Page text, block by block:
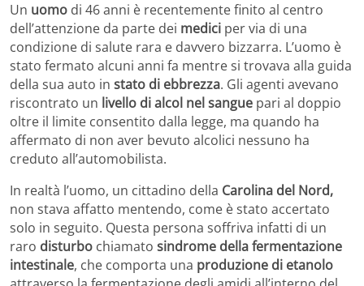
Un uomo di 46 anni è recentemente finito al centro
dell’attenzione da parte dei medici per via di una
condizione di salute rara e davvero bizzarra. L’uomo è
stato fermato alcuni anni fa mentre si trovava alla guida
della sua auto in stato di ebbrezza. Gli agenti avevano
riscontrato un livello di alcol nel sangue pari al doppio
oltre il limite consentito dalla legge, ma quando ha
affermato di non aver bevuto alcolici nessuno ha
creduto all’automobilista.
In realtà l’uomo, un cittadino della Carolina del Nord,
non stava affatto mentendo, come è stato accertato
solo in seguito. Questa persona soffriva infatti di un
raro disturbo chiamato sindrome della fermentazione
intestinale, che comporta una produzione di etanolo